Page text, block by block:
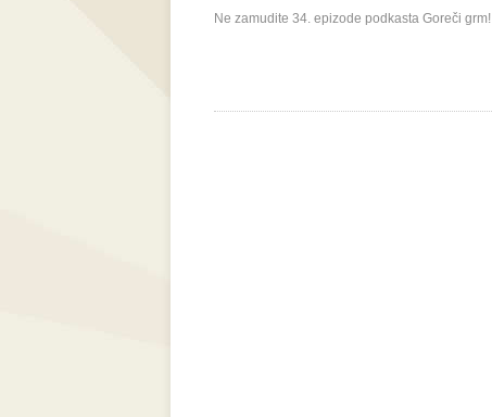
Ne zamudite 34. epizode podkasta Goreči grm!